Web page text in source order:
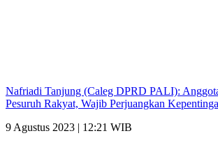
Nafriadi Tanjung (Caleg DPRD PALI):
Pesuruh Rakyat, Wajib Perjuangkan
9 Agustus 2023 | 12:21 WIB